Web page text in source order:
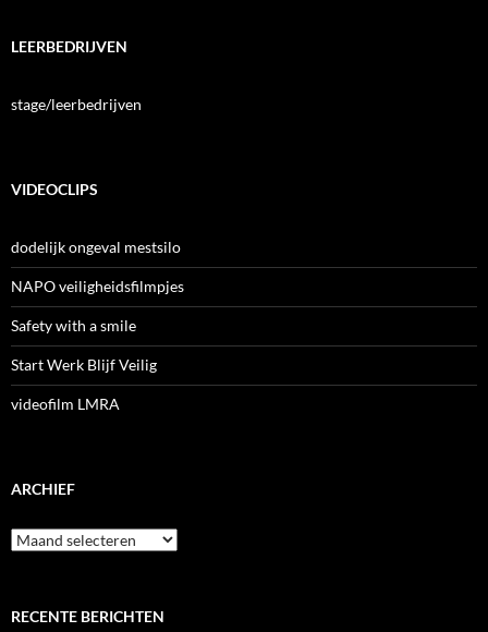
LEERBEDRIJVEN
stage/leerbedrijven
VIDEOCLIPS
dodelijk ongeval mestsilo
NAPO veiligheidsfilmpjes
Safety with a smile
Start Werk Blijf Veilig
videofilm LMRA
ARCHIEF
Archief
RECENTE BERICHTEN